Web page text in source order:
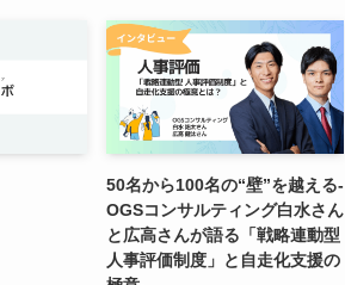
50名から100名の“壁”を越える-
OGSコンサルティング白水さん
と広高さんが語る「戦略連動型
人事評価制度」と自走化支援の